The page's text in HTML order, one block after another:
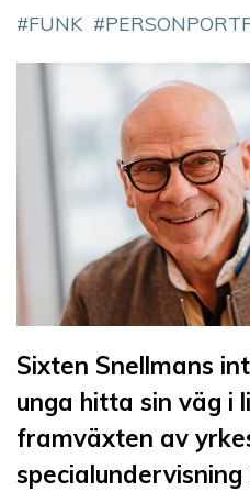
FUNK
Sixten Snellmans
unga hitta sin väg i
framväxten av